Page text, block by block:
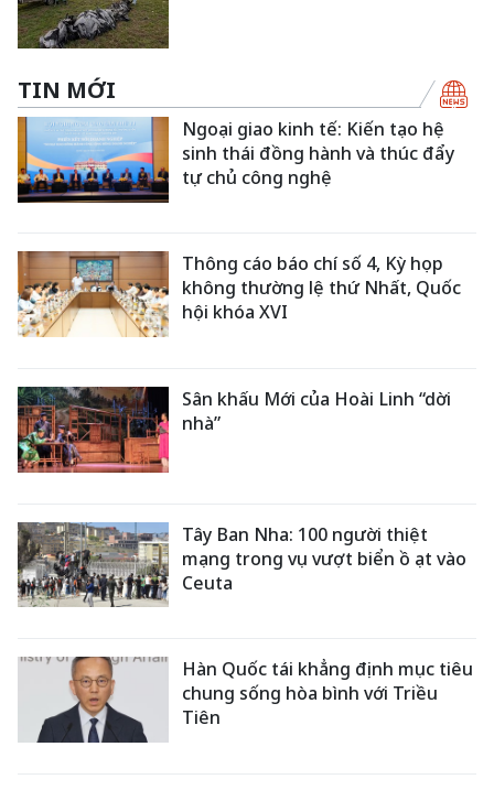
TIN MỚI
Ngoại giao kinh tế: Kiến tạo hệ
sinh thái đồng hành và thúc đẩy
tự chủ công nghệ
Thông cáo báo chí số 4, Kỳ họp
không thường lệ thứ Nhất, Quốc
hội khóa XVI
Sân khấu Mới của Hoài Linh “dời
nhà”
Tây Ban Nha: 100 người thiệt
mạng trong vụ vượt biển ồ ạt vào
Ceuta
Hàn Quốc tái khẳng định mục tiêu
chung sống hòa bình với Triều
Tiên